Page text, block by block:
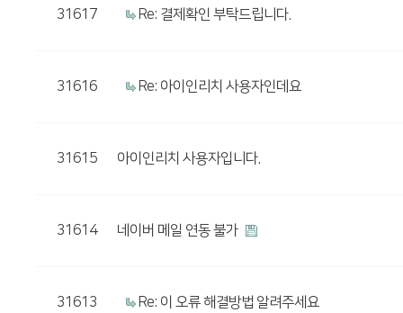
31617 Re: 결제확인 부탁드립니다.
31616 Re: 아이인리치 사용자인데요
31615 아이인리치 사용자입니다.
31614 네이버 메일 연동 불가
31613 Re: 이 오류 해결방법 알려주세요